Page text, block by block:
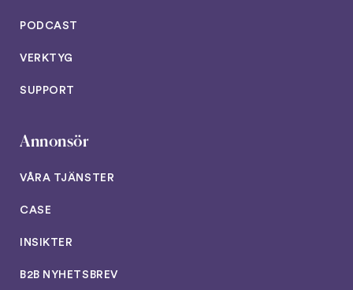
PODCAST
VERKTYG
SUPPORT
Annonsör
VÅRA TJÄNSTER
CASE
INSIKTER
B2B NYHETSBREV